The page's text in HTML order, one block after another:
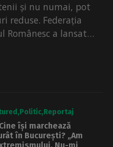
și nu numai, pot
reduse. Federația
Românesc a lansat
Politic Reportaj
Cine își marchează
în București? „Am